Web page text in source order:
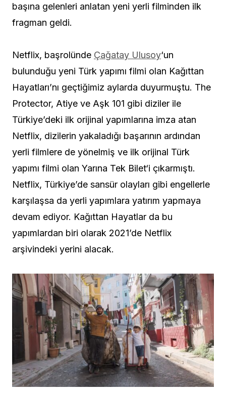
başına gelenleri anlatan yeni yerli filminden ilk
fragman geldi.
Netflix, başrolünde Çağatay Ulusoy‘un
bulunduğu yeni Türk yapımı filmi olan Kağıttan
Hayatları’nı geçtiğimiz aylarda duyurmuştu. The
Protector, Atiye ve Aşk 101 gibi diziler ile
Türkiye’deki ilk orijinal yapımlarına imza atan
Netflix, dizilerin yakaladığı başarının ardından
yerli filmlere de yönelmiş ve ilk orijinal Türk
yapımı filmi olan Yarına Tek Bilet‘i çıkarmıştı.
Netflix, Türkiye’de sansür olayları gibi engellerle
karşılaşsa da yerli yapımlara yatırım yapmaya
devam ediyor. Kağıttan Hayatlar da bu
yapımlardan biri olarak 2021’de Netflix
arşivindeki yerini alacak.